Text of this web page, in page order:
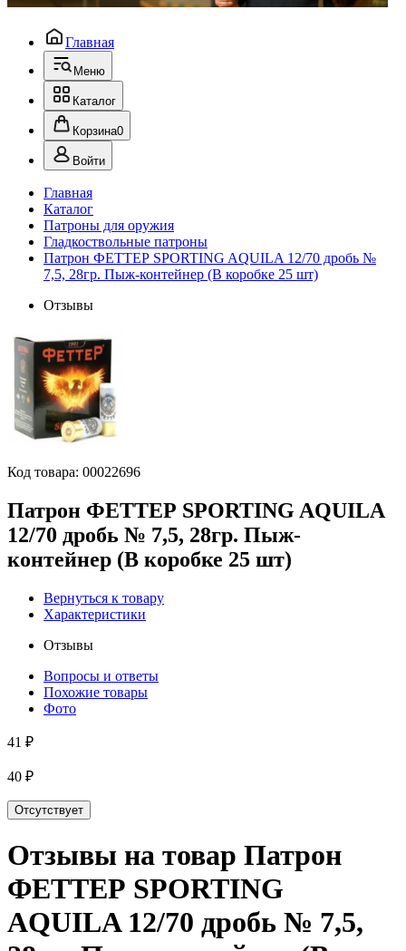
Главная
Меню
Каталог
Корзина0
Войти
Главная
Каталог
Патроны для оружия
Гладкоствольные патроны
Патрон ФЕТТЕР SPORTING AQUILA 12/70 дробь №
7,5, 28гр. Пыж-контейнер (В коробке 25 шт)
Отзывы
Код товара: 00022696
Патрон ФЕТТЕР SPORTING AQUILA
12/70 дробь № 7,5, 28гр. Пыж-
контейнер (В коробке 25 шт)
Вернуться к товару
Характеристики
Отзывы
Вопросы и ответы
Похожие товары
Фото
41 ₽
40 ₽
Отсутствует
Отзывы на товар Патрон
ФЕТТЕР SPORTING
AQUILA 12/70 дробь № 7,5,